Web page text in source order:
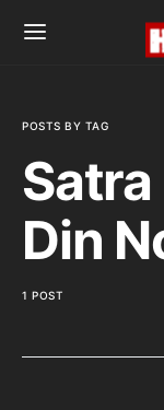
POSTS BY TAG
Din
1 POST